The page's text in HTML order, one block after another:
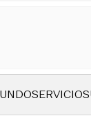
SERVICIOS